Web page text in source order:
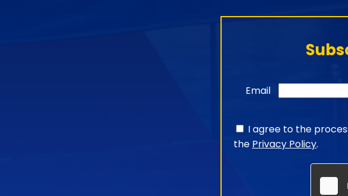
Email
I agree to the
the Privacy Policy.